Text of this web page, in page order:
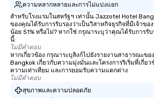
ความหลากหลายและการไม่แบ่งแยก
สำหรับโรงแรมในสหรัฐฯ เท่านั้น Jazzotel Hotel
ของคุณได้รับการรับรองว่าเป็นวิสาหกิจธุรกิจที่มีเจ้าขอ
น้อย 51% หรือไม่? หากใช่ กรุณาระบุว่าคุณได้รับการรั
นี้:
ไม่มีคำตอบ
หากเกี่ยวข้อง กรุณาระบุลิงก์ไปยังรายงานสาธารณะขอ
Bangkok เกี่ยวกับความมุ่งมั่นและโครงการริเริ่มที่เกี่ย
ความเท่าเทียม และการยอมรับความแตกต่าง
ไม่มีคำตอบ
สุขภาพและความปลอดภัย